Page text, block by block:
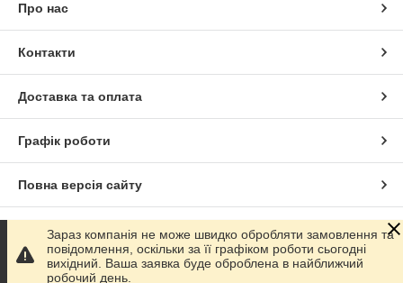
Про нас
Контакти
Доставка та оплата
Графік роботи
Повна версія сайту
Сайт створено на маркетплейсіProm.ua
Політика конфіденційності
Зараз компанія не може швидко обробляти замовлення та
повідомлення, оскільки за її графіком роботи сьогодні
вихідний. Ваша заявка буде оброблена в найближчий
робочий день.